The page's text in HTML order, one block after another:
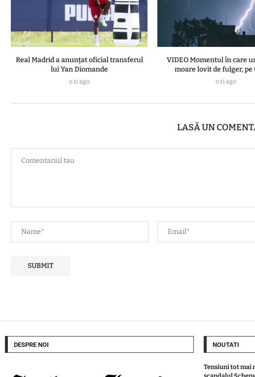
Real Madrid a anunțat oficial transferul
lui Yan Diomande
o zi ago
VIDEO Momentul în care
moare lovit de fulger, pe
o zi ago
LASĂ UN
DESPRE NOI NOUTATI
Tensiuni tot mai